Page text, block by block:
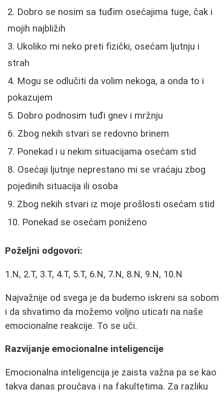
Dobro se nosim sa tuđim osećajima tuge, čak i
mojih najbližih
Ukoliko mi neko preti fizički, osećam ljutnju i
strah
Mogu se odlučiti da volim nekoga, a onda to i
pokazujem
Dobro podnosim tuđi gnev i mržnju
Zbog nekih stvari se redovno brinem
Ponekad i u nekim situacijama osećam stid
Osećaji ljutnje neprestano mi se vraćaju zbog
pojedinih situacija ili osoba
Zbog nekih stvari iz moje prošlosti osećam stid
Ponekad se osećam poniženo
Poželjni odgovori:
1.N, 2.T, 3.T, 4.T, 5.T, 6.N, 7.N, 8.N, 9.N, 10.N
Najvažnije od svega je da budemo iskreni sa sobom
i da shvatimo da možemo voljno uticati na naše
emocionalne reakcije. To se uči.
Razvijanje emocionalne inteligencije
Emocionalna inteligencija je zaista važna pa se kao
takva danas proučava i na fakultetima. Za razliku